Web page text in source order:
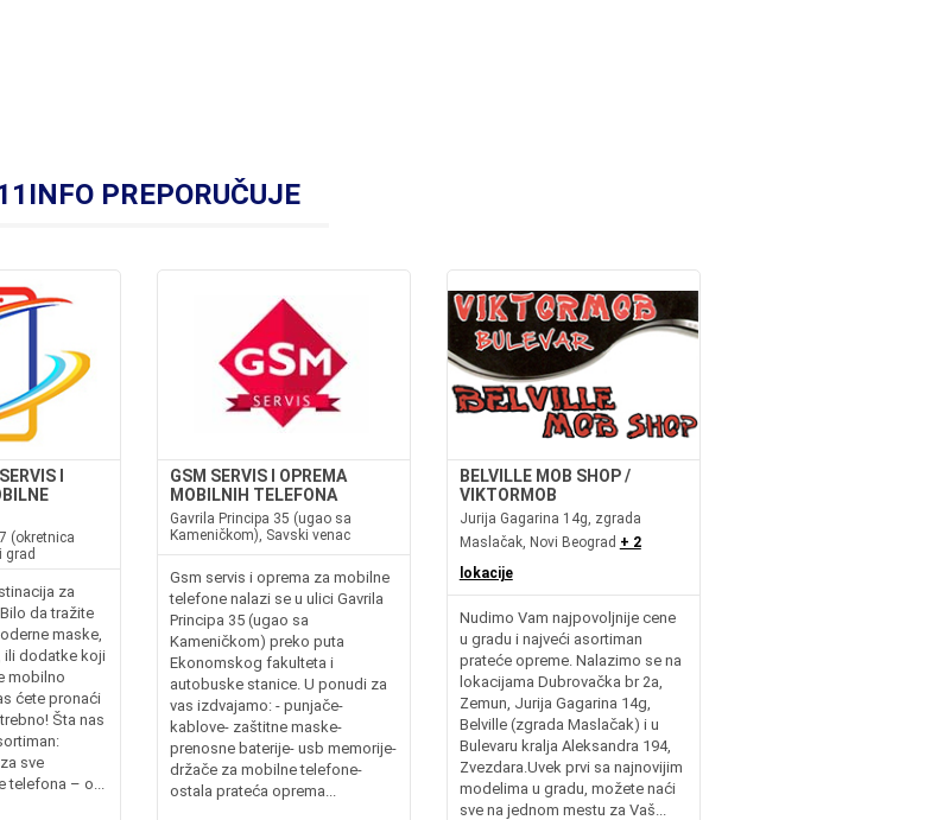
PREPORUČUJE
I
(okretnica
grad
za
da tražite
maske,
ili dodatke koji
mobilno
ćete pronaći
Šta nas
sve
telefona – o...
GSM SERVIS I OPREMA
MOBILNIH TELEFONA
Gavrila Principa 35 (ugao sa
Kameničkom), Savski venac
Gsm servis i oprema za mobilne
telefone nalazi se u ulici Gavrila
Principa 35 (ugao sa
Kameničkom) preko puta
Ekonomskog fakulteta i
autobuske stanice. U ponudi za
vas izdvajamo: - punjače-
kablove- zaštitne maske-
prenosne baterije- usb memorije-
držače za mobilne telefone-
ostala prateća oprema...
BELVILLE MOB SHOP /
VIKTORMOB
Jurija Gagarina 14g, zgrada
Maslačak, Novi Beograd + 2
lokacije
Nudimo Vam najpovoljnije cene
u gradu i najveći asortiman
prateće opreme. Nalazimo se na
lokacijama Dubrovačka br 2a,
Zemun, Jurija Gagarina 14g,
Belville (zgrada Maslačak) i u
Bulevaru kralja Aleksandra 194,
Zvezdara.Uvek prvi sa najnovijim
modelima u gradu, možete naći
sve na jednom mestu za Vaš...